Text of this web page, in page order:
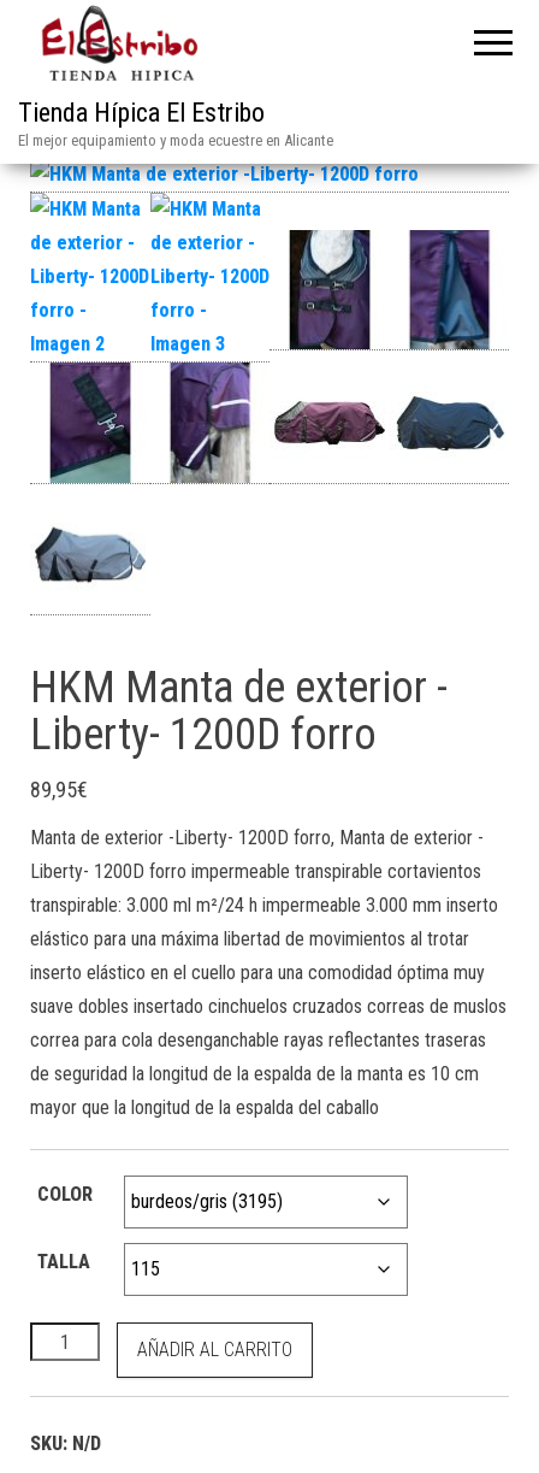
Tienda Hípica El Estribo
El mejor equipamiento y moda ecuestre en Alicante
HKM Manta de exterior -
Liberty- 1200D forro
89,95€
Manta de exterior -Liberty- 1200D forro, Manta de exterior -
Liberty- 1200D forro impermeable transpirable cortavientos
transpirable: 3.000 ml m²/24 h impermeable 3.000 mm inserto
elástico para una máxima libertad de movimientos al trotar
inserto elástico en el cuello para una comodidad óptima muy
suave dobles insertado cinchuelos cruzados correas de muslos
correa para cola desenganchable rayas reflectantes traseras
de seguridad la longitud de la espalda de la manta es 10 cm
mayor que la longitud de la espalda del caballo
COLOR
TALLA
HKM Manta de exterior -Liberty- 1200D forro cantidad
AÑADIR AL CARRITO
SKU: N/D